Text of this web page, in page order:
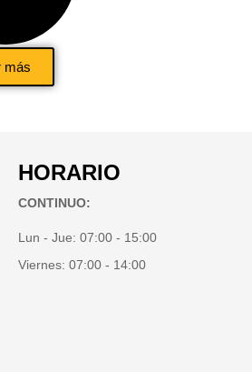
más
HORARIO
CONTINUO:
Lun - Jue:07:00 - 15:00
Viernes:07:00 - 14:00